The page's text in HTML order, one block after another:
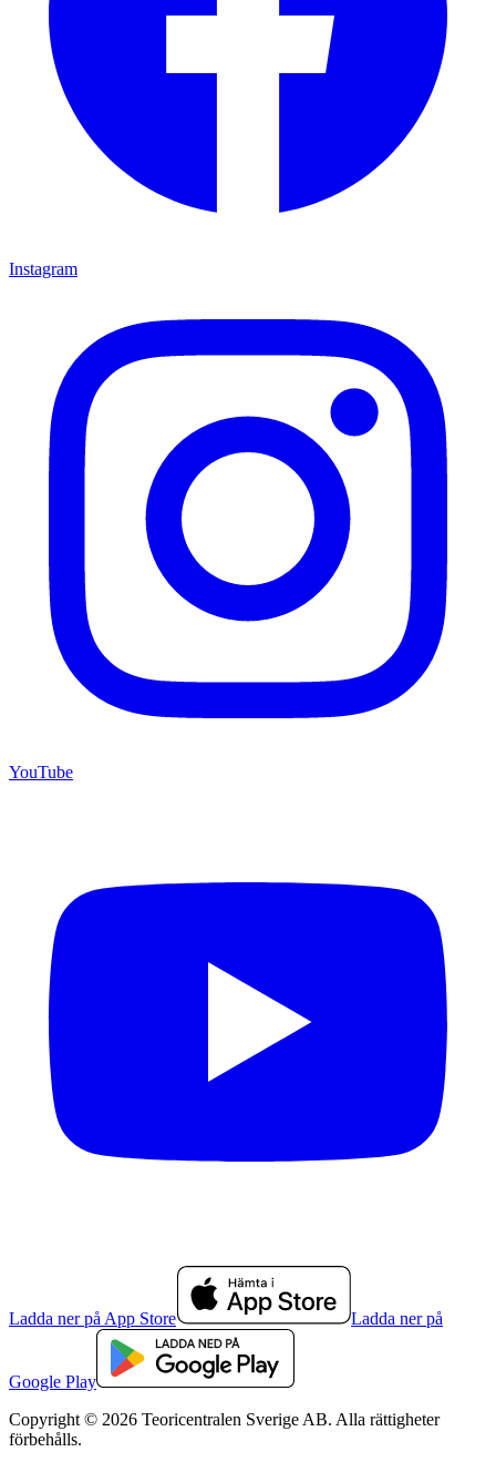
Instagram
YouTube
Ladda ner på App Store Ladda ner på
Google Play
Copyright © 2026 Teoricentralen Sverige AB. Alla rättigheter
förbehålls.